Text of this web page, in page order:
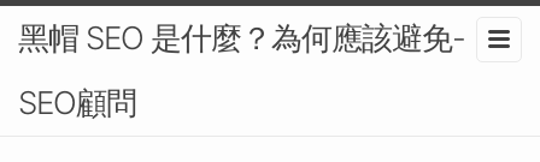
黑帽 SEO 是什麼？為何應該避免-
SEO顧問